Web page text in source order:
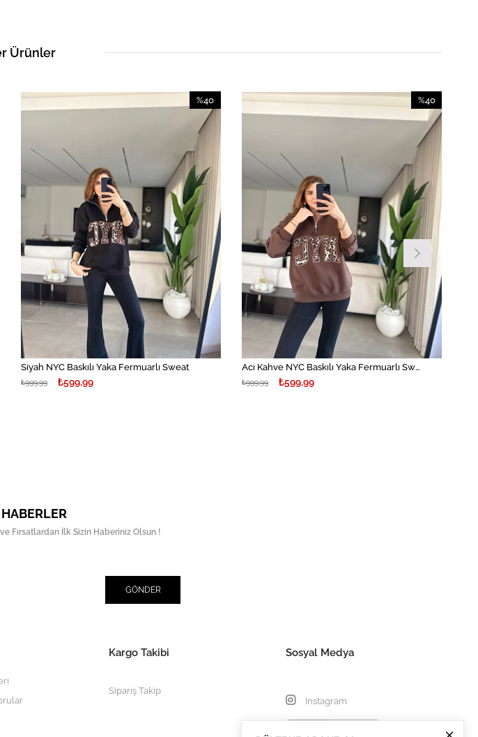
Ürünler
Siyah NYC Baskılı Yaka Fermuarlı Sweat
₺599,99
₺999,99
%40
İndirim
%40İndirim
Acı Kahve NYC Baskılı Yaka Fermuarlı Sweat
₺599,99
₺999,99
%40
İndirim
%40İndirim
Fırsatlardan İlk Sizin Haberiniz Olsun !
GÖNDER
Kargo Takibi
Sipariş Takip
Sosyal Medya
Instagram